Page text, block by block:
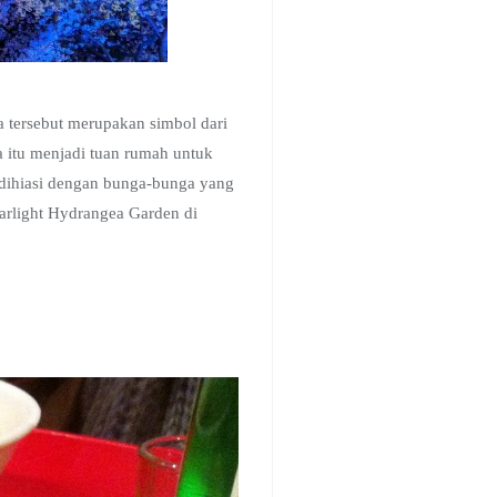
tersebut merupakan simbol dari
itu menjadi tuan rumah untuk
dengan bunga-bunga yang
Hydrangea Garden di